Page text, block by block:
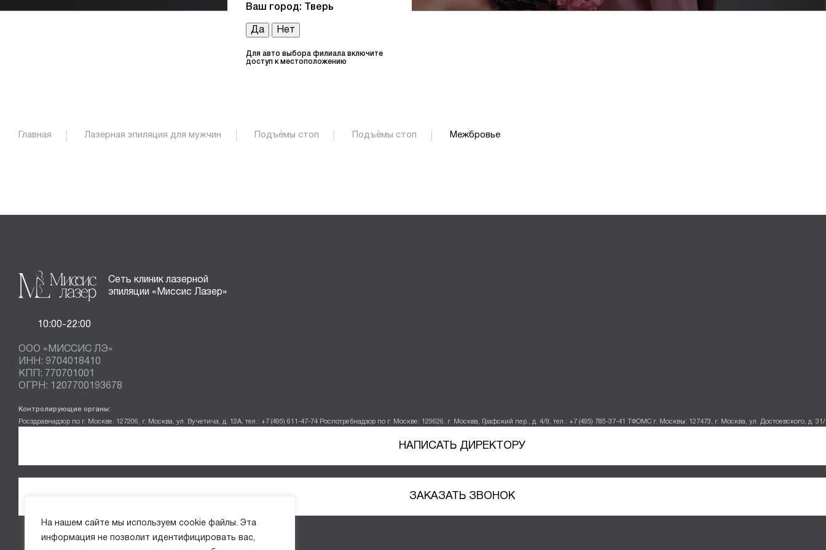
На нашем сайте мы используем cookie файлы. Эта
информация не позволит идентифицировать вас,
Ваш город: Тверь
Да Нет
Для авто выбора филиала включите
доступ к местоположению
Главная Лазерная эпиляция для мужчин Подъёмы стоп Подъёмы стоп Межбровье
Сеть клиник лазерной
эпиляции «Миссис Лазер»
10:00-22:00
ООО «МИССИС ЛЭ»
ИНН: 9704018410
КПП: 770701001
ОГРН: 1207700193678
Контролирующие органы:
Росздравнадзор по г. Москве: 127206, г. Москва, ул. Вучетича, д. 12А, тел.: +7 (495) 611-47-74 Роспотребнадзор по г. Москве: 129626, г. Москва, Графский пер., д. 4/9, тел.: +7 (495) 785-37-41 ТФОМС г. Москвы: 127473, г. Москва, ул. Достоевского, д. 31/
НАПИСАТЬ ДИРЕКТОРУ
ЗАКАЗАТЬ ЗВОНОК